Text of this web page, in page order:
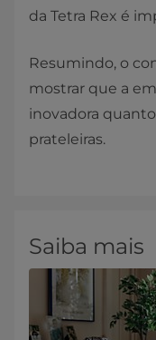
da Tetra Rex é
Resumindo, o
mostrar que a
inovadora
prateleiras.
Saiba mais